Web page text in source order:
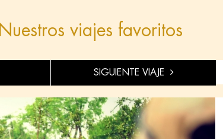
Nuestros viajes favoritos
SIGUIENTE VIAJE